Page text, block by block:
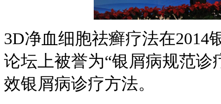
3D净血细胞祛癣疗法在2014
论坛上被誉为“银屑病规范
效银屑病诊疗方法。